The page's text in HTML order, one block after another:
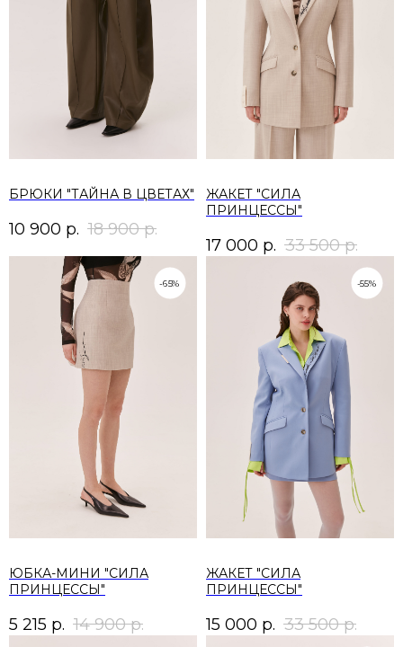
БРЮКИ "ТАЙНА В ЦВЕТАХ"
10 900 р. 18 900 р.
ЖАКЕТ "СИЛА
ПРИНЦЕССЫ"
17 000 р. 33 500 р.
-65%
ЮБКА-МИНИ "СИЛА
ПРИНЦЕССЫ"
5 215 р. 14 900 р.
-55%
ЖАКЕТ "СИЛА
ПРИНЦЕССЫ"
15 000 р. 33 500 р.